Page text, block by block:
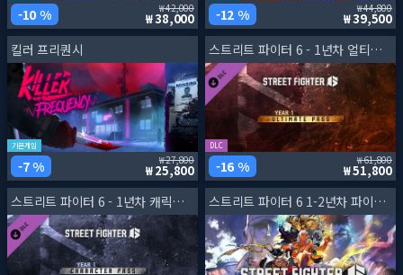
10 % 42,000
38,000 12 % 44,800
39,500
킬러 프리퀀시
기본게임
7 % 27,800
25,800
스트리트 파이터 6 - 1년차 얼티메이트 패스
DLC
16 % 61,800
51,800
스트리트 파이터 6 - 1년차 캐릭터 패스 스트리트 파이터 6 1-2년차 파이터즈 에디션